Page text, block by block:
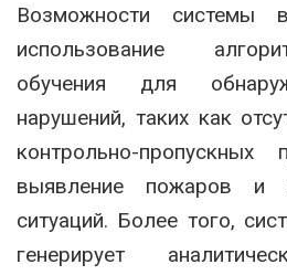
Возможности системы
использование
обучения для
нарушений, таких как
контрольно-
выявление пожаров и
ситуаций. Более того,
генерирует